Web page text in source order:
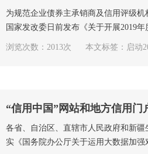
为规范企业债券主承销商及信用评级
国家发改委日前发布《关于开展2019
浏览次数：2013次 本文标签：启动
“信用中国”网站和地方信用门
各省、自治区、直辖市人民政府和新
实《国务院办公厅关于运用大数据加